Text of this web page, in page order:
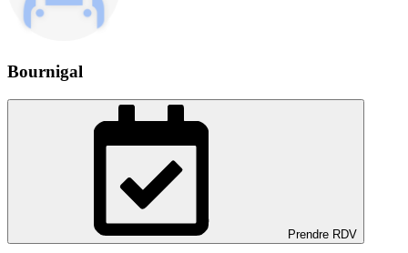
Bournigal
Prendre RDV